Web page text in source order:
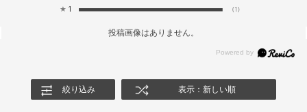
★ 1 (1)
投稿画像はありません。
絞り込み 表示：新しい順